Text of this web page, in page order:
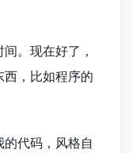
。现在好了，
西，比如程序的
代码，风格自